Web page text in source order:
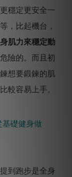
穩定更安全一
，比起機台，
肌力來穩定動
險的。而且初
想要鍛鍊的肌
較容易上手。
基礎健身做
到跑步是全身